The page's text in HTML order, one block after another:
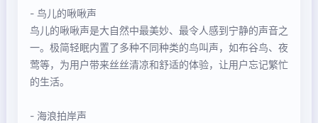
- 鸟儿的啾啾声
鸟儿的啾啾声是大自然中最美妙、最令人感到宁静的声音之
一。极简轻眠内置了多种不同种类的鸟叫声，如布谷鸟、夜
莺等，为用户带来丝丝清凉和舒适的体验，让用户忘记繁忙
的生活。
- 海浪拍岸声